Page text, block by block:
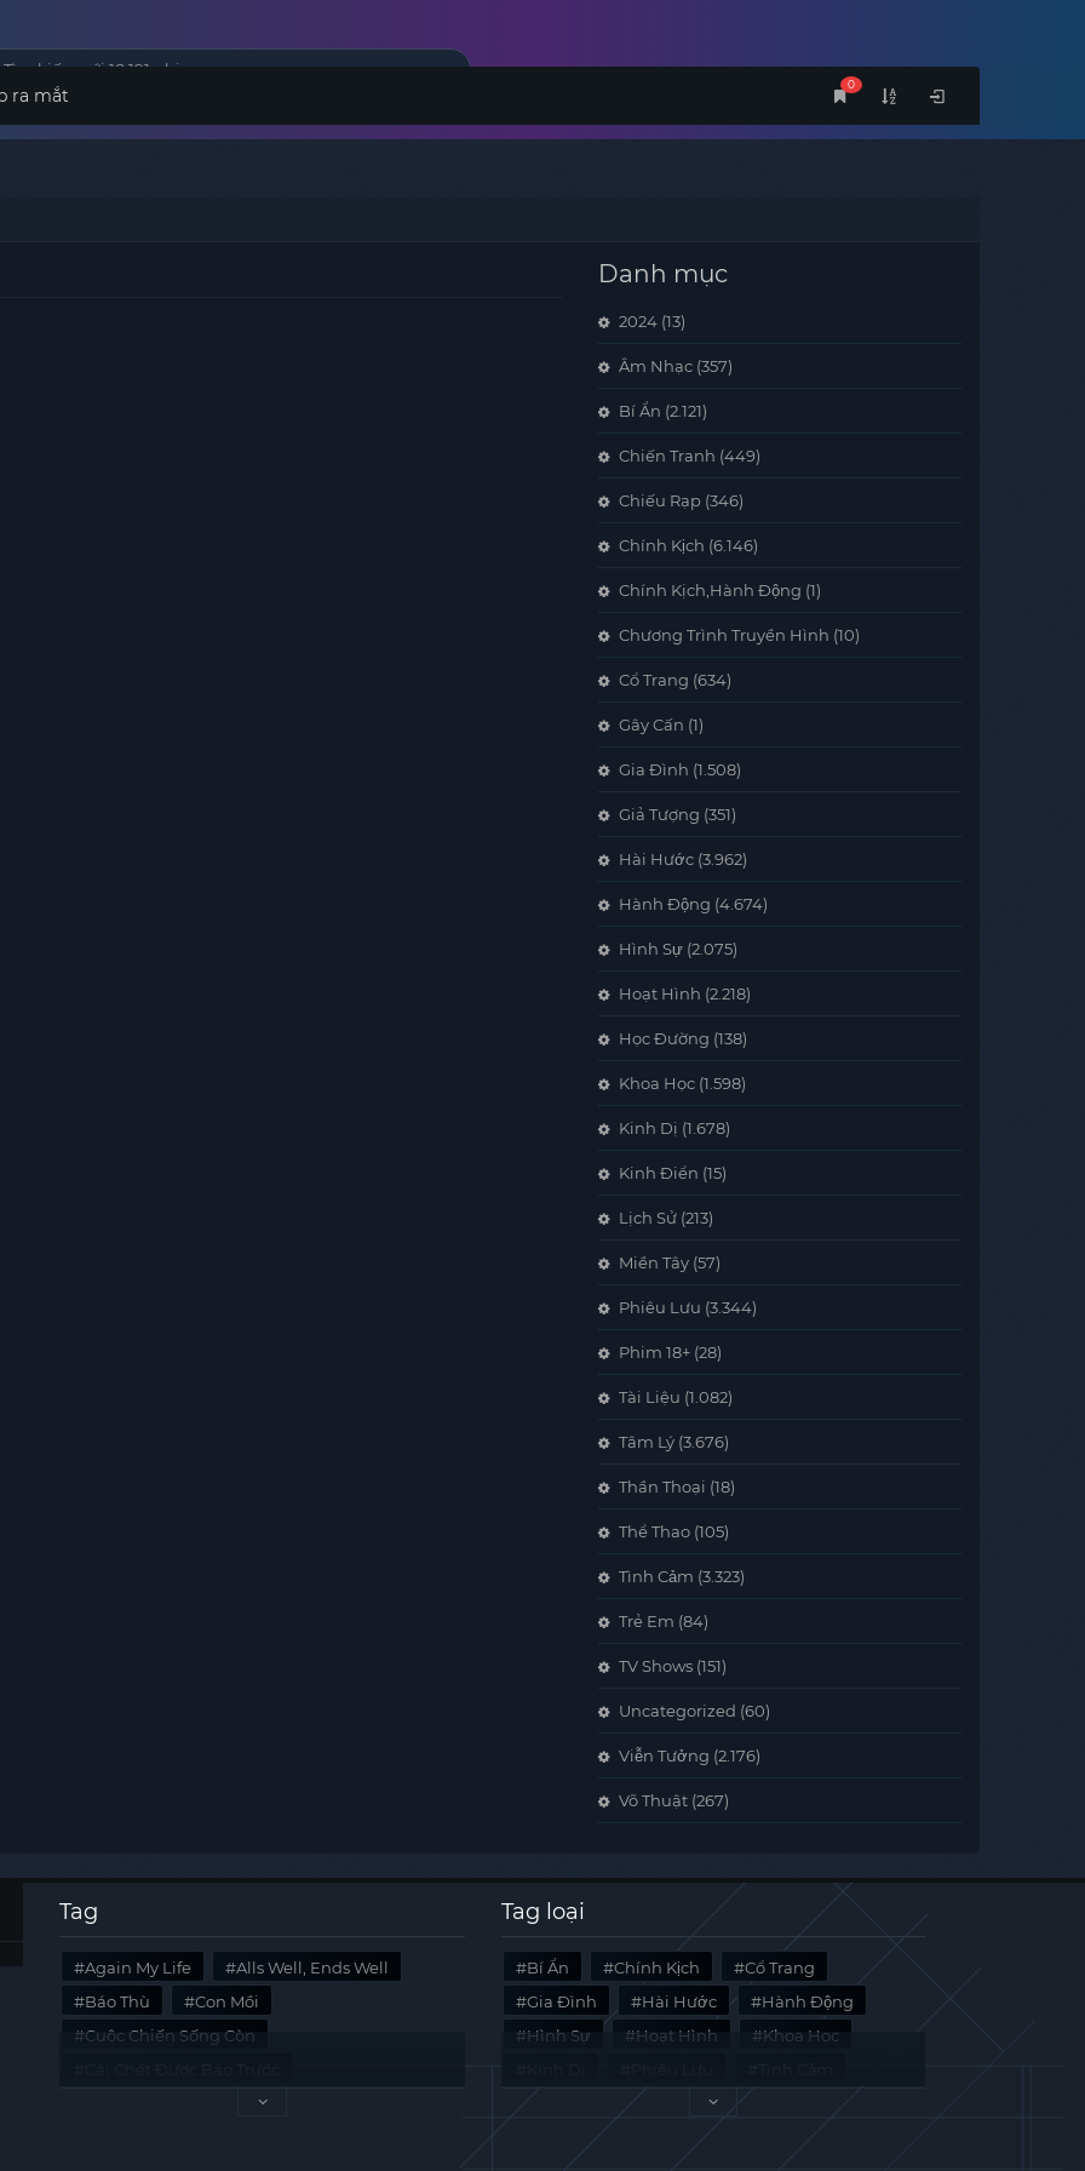
0
ra mắt
Danh mục
2024 (13)
Âm Nhạc (357)
Bí Ẩn (2.121)
Chiến Tranh (449)
Chiếu Rạp (346)
Chính Kịch (6.146)
Chính Kịch,Hành Động (1)
Chương Trình Truyền Hình (10)
Cổ Trang (634)
Gây Cấn (1)
Gia Đình (1.508)
Giả Tượng (351)
Hài Hước (3.962)
Hành Động (4.674)
Hình Sự (2.075)
Hoạt Hình (2.218)
Học Đường (138)
Khoa Học (1.598)
Kinh Dị (1.678)
Kinh Điển (15)
Lịch Sử (213)
Miền Tây (57)
Phiêu Lưu (3.344)
Phim 18+ (28)
Tài Liệu (1.082)
Tâm Lý (3.676)
Thần Thoại (18)
Thể Thao (105)
Tình Cảm (3.323)
Trẻ Em (84)
TV Shows (151)
Uncategorized (60)
Viễn Tưởng (2.176)
Võ Thuật (267)
Tag
Again My Life
Alls Well, Ends Well
Báo Thù
Con Mồi
Cuộc Chiến Sống Còn
Last Summer
Tag loại
Bí Ẩn Chính Kịch
Cổ Trang
Gia Đình
Hài Hước
Hành Động
Hình Sự
Hoạt Hình
Khoa Học
Tài Liệu
Tâm Lý Viễn Tưởng